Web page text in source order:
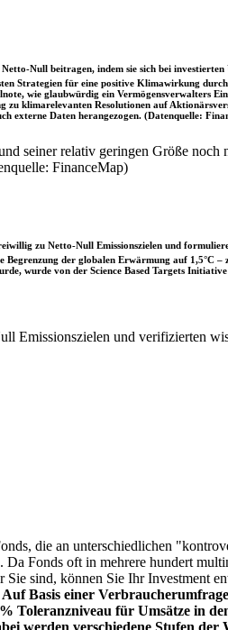
Null beitragen, indem sie sich bei
Strategien für eine positive Klimawirkung
wie glaubwürdig ein
zu klimarelevanten Resolutionen auf
externe Daten herangezogen. (Datenquelle:
seiner relativ geringen Größe
FinanceMap)
zu Netto-Null Emissionszielen und
der globalen Erwärmung auf
wurde von der Science Based Targets
Emissionszielen und verifizierten
die an unterschiedlichen
Fonds oft in mehrere hundert
sind, können Sie Ihr Investment
Auf Basis einer
Toleranzniveau für Umsätze in
werden verschiedene Stufen